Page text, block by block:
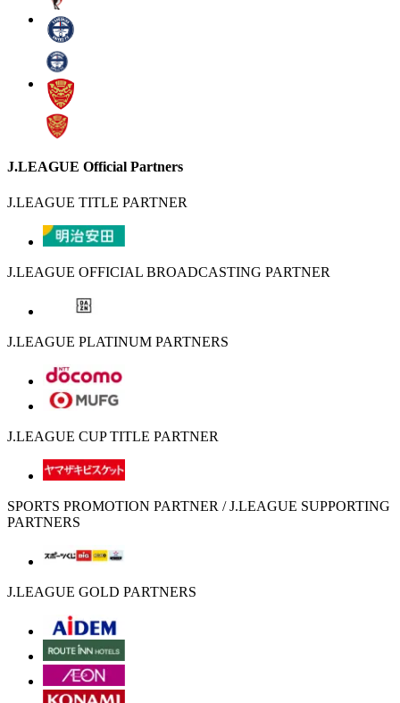
J.LEAGUE Official Partners
J.LEAGUE TITLE PARTNER
J.LEAGUE OFFICIAL BROADCASTING PARTNER
J.LEAGUE PLATINUM PARTNERS
J.LEAGUE CUP TITLE PARTNER
SPORTS PROMOTION PARTNER / J.LEAGUE SUPPORTING
PARTNERS
J.LEAGUE GOLD PARTNERS